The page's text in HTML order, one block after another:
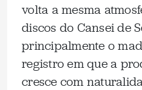
volta a mesma
discos do Cansei de
principalmente o
registro em que a
cresce com